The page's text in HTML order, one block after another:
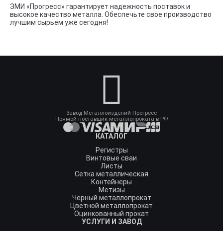
ЗМИ «Прогресс» гарантирует надежность поставок и
высокое качество металла. Обеспечьте свое производство
лучшим сырьем уже сегодня!
Завод Металлоизделий Прогресс
Прямой поставщик металлопроката в РФ
КАТАЛОГ
Регистры
Винтовые сваи
Листы
Сетка металлическая
Контейнеры
Метизы
Черный металлопрокат
Цветной металлопрокат
Оцинкованный прокат
УСЛУГИ И ЗАВОД